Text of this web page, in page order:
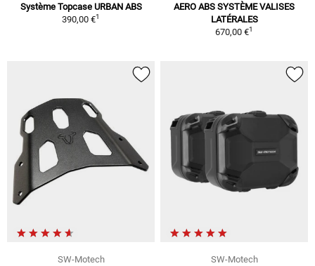
Système Topcase URBAN ABS
390,00 €1
AERO ABS SYSTÈME VALISES
LATÉRALES
670,00 €1
SW-Motech
SW-Motech